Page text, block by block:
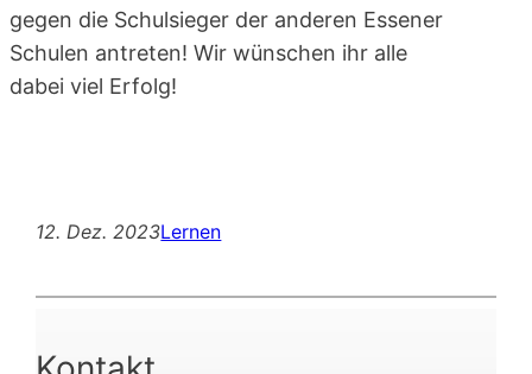
gegen die Schulsieger der anderen Essener
Schulen antreten! Wir wünschen ihr alle
dabei viel Erfolg!
12. Dez. 2023Lernen